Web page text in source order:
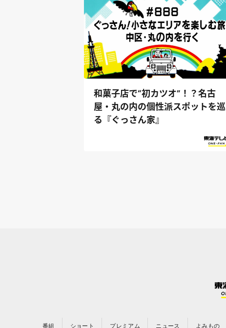
和菓子店で“初カツオ”！？名古
屋・丸の内の個性派スポットを巡
る『ぐっさん家』
番組 ショート プレミアム ニュース よみもの